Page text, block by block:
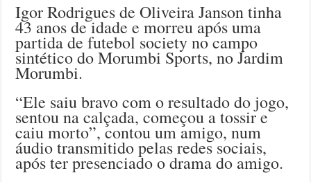
Igor Rodrigues de Oliveira Janson tinha
43 anos de idade e morreu após uma
partida de futebol society no campo
sintético do Morumbi Sports, no Jardim
Morumbi.
“Ele saiu bravo com o resultado do jogo,
sentou na calçada, começou a tossir e
caiu morto”, contou um amigo, num
áudio transmitido pelas redes sociais,
após ter presenciado o drama do amigo.